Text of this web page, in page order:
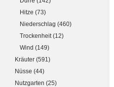
Hitze (73)
Niederschlag (460)
Trockenheit(12)
Wind (149)
Kräuter (591)
Nüsse (44)
Nutzgarten (25)